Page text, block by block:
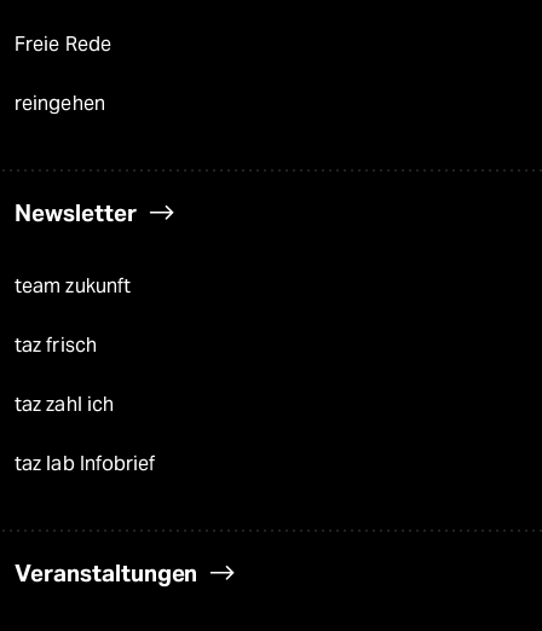
Freie Rede
reingehen
Newsletter
team zukunft
taz frisch
taz zahl ich
taz lab Infobrief
Veranstaltungen